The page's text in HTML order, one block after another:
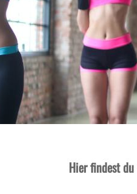
Hier findest